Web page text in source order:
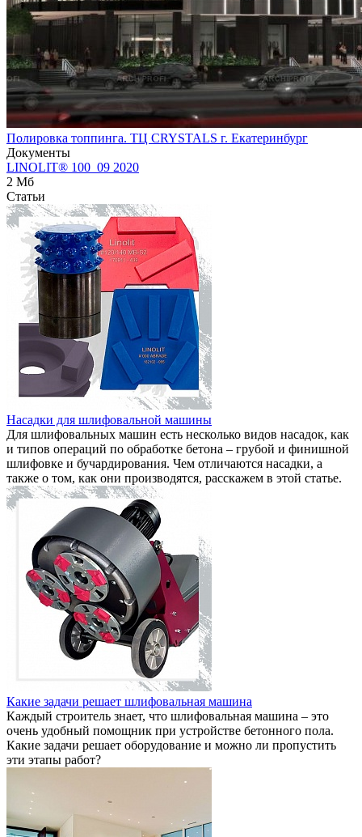
Полировка топпинга. ТЦ CRYSTALS г. Екатеринбург
Документы
LINOLIT® 100_09 2020
2 Мб
Статьи
Насадки для шлифовальной машины
Для шлифовальных машин есть несколько видов насадок, как
и типов операций по обработке бетона – грубой и финишной
шлифовке и бучардирования. Чем отличаются насадки, а
также о том, как они производятся, расскажем в этой статье.
Какие задачи решает шлифовальная машина
Каждый строитель знает, что шлифовальная машина – это
очень удобный помощник при устройстве бетонного пола.
Какие задачи решает оборудование и можно ли пропустить
эти этапы работ?